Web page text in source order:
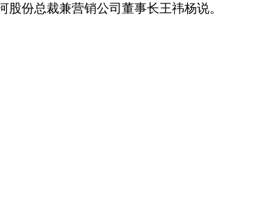
份总裁兼营销公司董事长王祎杨说。